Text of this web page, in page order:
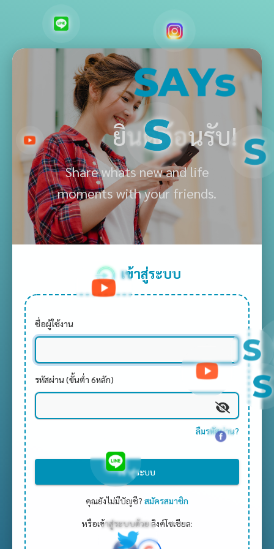
ยินดีต้อนรับ!
Share whats new and life
moments with your friends.
เข้าสู่ระบบ
ชื่อผู้ใช้งาน
รหัสผ่าน (ขั้นต่ำ 6หลัก)
ลืมรหัสผ่าน?
เข้าสู่ระบบ
คุณยังไม่มีบัญชี? สมัครสมาชิก
หรือเข้าสู่ระบบด้วย ลิงค์โซเชียล: